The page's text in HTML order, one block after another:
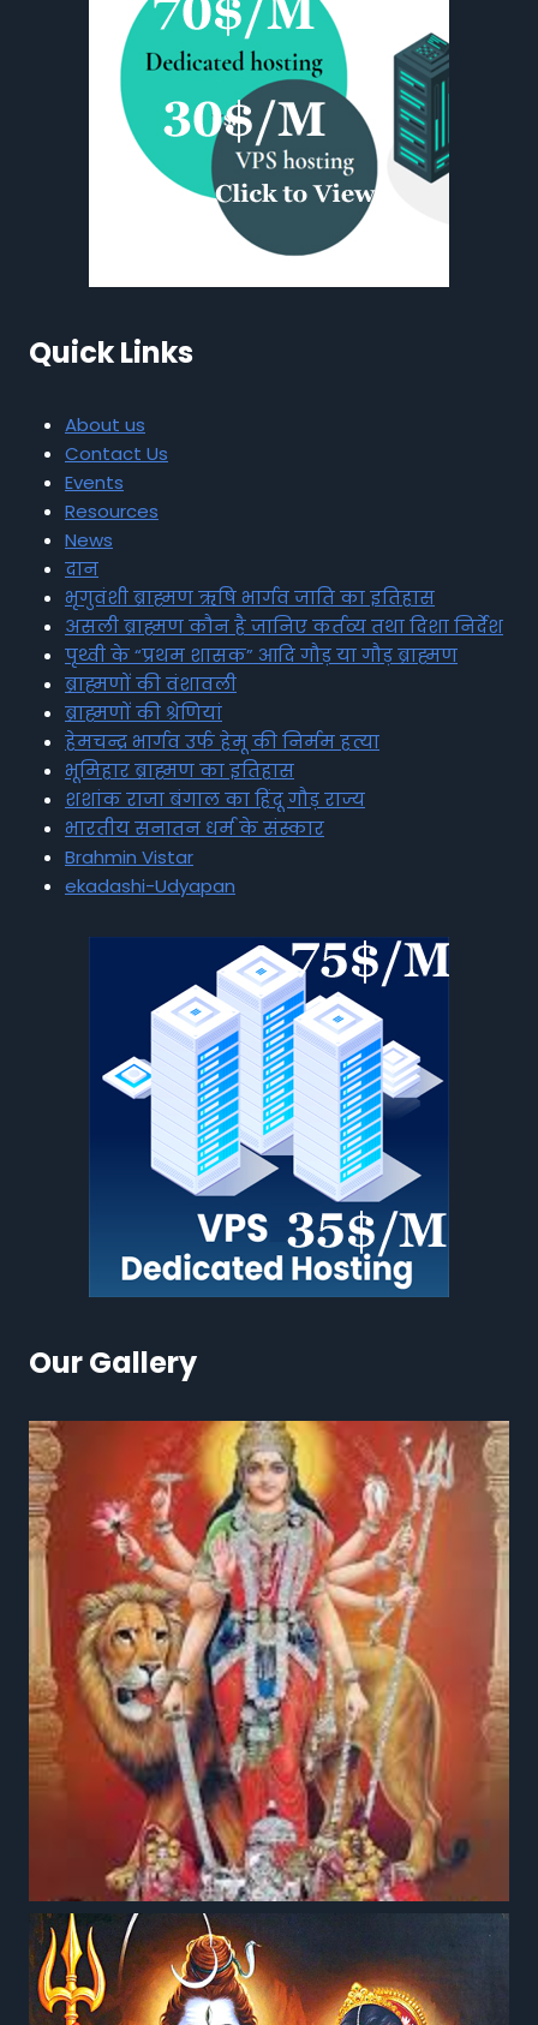
Quick Links
About us
Contact Us
Events
Resources
News
दान
भृगुवंशी ब्राह्मण ऋषि भार्गव जाति का इतिहास
असली ब्राह्मण कौन है जानिए कर्तव्य तथा दिशा निर्देश
पृथ्वी के “प्रथम शासक” आदि गौड़ या गौड़ ब्राह्मण
ब्राह्मणों की वंशावली
ब्राह्मणों की श्रेणियां
हेमचन्द्र भार्गव उर्फ हेमू की निर्मम हत्या
भूमिहार ब्राह्मण का इतिहास
शशांक राजा बंगाल का हिंदू गौड़ राज्य
भारतीय सनातन धर्म के संस्कार
Brahmin Vistar
ekadashi-Udyapan
Our Gallery